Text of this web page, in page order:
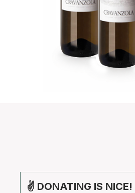
✌ DONATING IS NICE!